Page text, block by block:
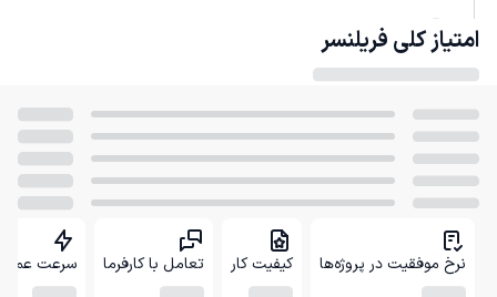
امتیاز کلی فریلنسر
نرخ موفقیت در پروژه‌ها کیفیت کار تعامل با کارفرما سرعت عمل